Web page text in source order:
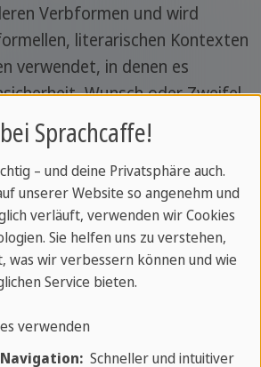
Verbformen und wird
literarischen Kontexten
verwendet, in denen es
Wunsch oder Zweifel
auszudrücken.
Sprachcaffe!
– und deine Privatsphäre auch.
unserer Website so angenehm und
verläuft, verwenden wir Cookies
Sie helfen uns zu verstehen,
was wir verbessern können und wie
Service bieten.
verwenden
Schneller und intuitiver